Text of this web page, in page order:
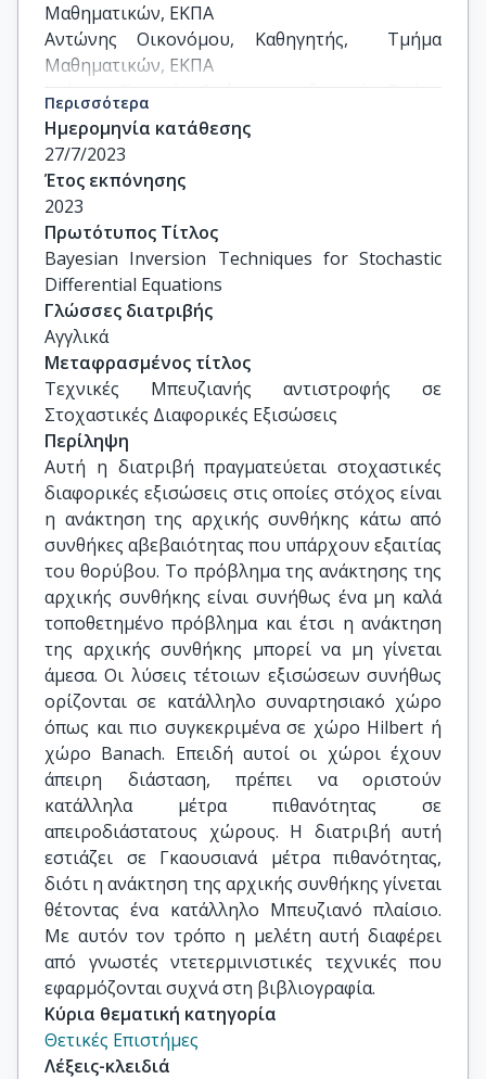
Μαθηματικών, ΕΚΠΑ
Αντώνης Οικονόμου, Καθηγητής,  Τμήμα
Μαθηματικών, ΕΚΠΑ
Ιωάννης Στρατής, Ομότιμος Καθηγητής, Τμήμα
Μαθηματικών, ΕΚΠΑ
Σάμης Τρέβεζας, Επίκουρος, Τμήμα
Μαθηματικών, ΕΚΠΑ
Δημήτρης Χελιώτης, Αναπληρωτής Καθηγητής,
Τμήμα Μαθηματικών, ΕΚΠΑ
Περισσότερα
Ημερομηνία κατάθεσης
27/7/2023
Έτος εκπόνησης
2023
Πρωτότυπος Τίτλος
Bayesian Inversion Techniques for Stochastic
Differential Equations
Γλώσσες διατριβής
Αγγλικά
Μεταφρασμένος τίτλος
Τεχνικές Μπευζιανής αντιστροφής σε
Στοχαστικές Διαφορικές Εξισώσεις
Περίληψη
Αυτή η διατριβή πραγματεύεται στοχαστικές
διαφορικές εξισώσεις στις οποίες στόχος είναι
η ανάκτηση της αρχικής συνθήκης κάτω από
συνθήκες αβεβαιότητας που υπάρχουν εξαιτίας
του θορύβου. Το πρόβλημα της ανάκτησης της
αρχικής συνθήκης είναι συνήθως ένα μη καλά
τοποθετημένο πρόβλημα και έτσι η ανάκτηση
της αρχικής συνθήκης μπορεί να μη γίνεται
άμεσα. Οι λύσεις τέτοιων εξισώσεων συνήθως
ορίζονται σε κατάλληλο συναρτησιακό χώρο
όπως και πιο συγκεκριμένα σε χώρο Hilbert ή
χώρο Banach. Επειδή αυτοί οι χώροι έχουν
άπειρη διάσταση, πρέπει να οριστούν
κατάλληλα μέτρα πιθανότητας σε
απειροδιάστατους χώρους. Η διατριβή αυτή
εστιάζει σε Γκαουσιανά μέτρα πιθανότητας,
διότι η ανάκτηση της αρχικής συνθήκης γίνεται
θέτοντας ένα κατάλληλο Μπευζιανό πλαίσιο.
Με αυτόν τον τρόπο η μελέτη αυτή διαφέρει
από γνωστές ντετερμινιστικές τεχνικές που
εφαρμόζονται συχνά στη βιβλιογραφία.
Κύρια θεματική κατηγορία
Θετικές Επιστήμες
Λέξεις-κλειδιά